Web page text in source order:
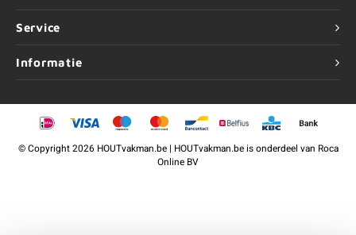
Service
Informatie
©Copyright2026 HOUTvakman.be | HOUTvakman.be is onderdeel van Roca
Online BV